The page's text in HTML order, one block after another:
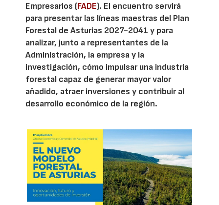
Empresarios (FADE). El encuentro servirá
para presentar las líneas maestras del Plan
Forestal de Asturias 2027-2041 y para
analizar, junto a representantes de la
Administración, la empresa y la
investigación, cómo impulsar una industria
forestal capaz de generar mayor valor
añadido, atraer inversiones y contribuir al
desarrollo económico de la región.